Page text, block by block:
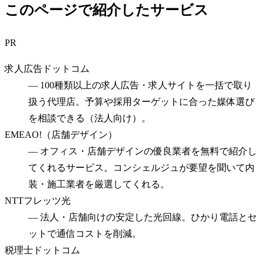
このページで紹介したサービス
PR
求人広告ドットコム
— 100種類以上の求人広告・求人サイトを一括で取り
扱う代理店。予算や採用ターゲットに合った媒体選び
を相談できる（法人向け）。
EMEAO!（店舗デザイン）
— オフィス・店舗デザインの優良業者を無料で紹介し
てくれるサービス。コンシェルジュが要望を聞いて内
装・施工業者を厳選してくれる。
NTTフレッツ光
— 法人・店舗向けの安定した光回線。ひかり電話とセ
ットで通信コストを削減。
税理士ドットコム